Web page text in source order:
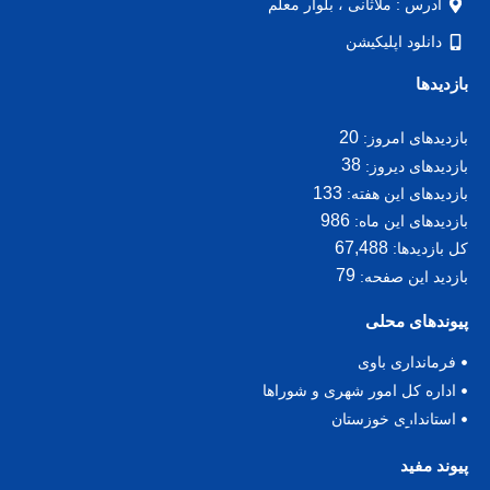
پیوند مفید
پیوندهای محلی
فرمانداری باوی
اداره کل امور شهری و شوراها
استانداری خوزستان
بازدیدها
بازدیدهای امروز: 20
بازدیدهای دیروز: 38
بازدیدهای این هفته: 133
بازدیدهای این ماه: 986
کل بازدیدها: 67,488
بازدید این صفحه: 79
آدرس : ملاثانی ، بلوار معلم
دانلود اپلیکیشن